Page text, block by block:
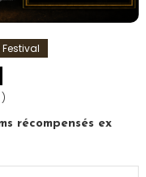
récompensés ex